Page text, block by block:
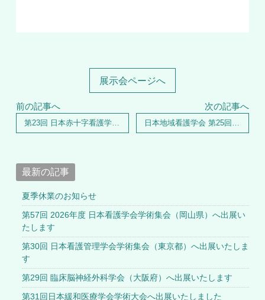
展示会ページへ
前の記事へ
第23回 日本赤十字看護学会学術集会へ出展いたしました
次の記事へ
日本地域看護学会 第25回学術集会へ出展いたしました
最新の記事
夏季休業のお知らせ
第57回 2026年度 日本看護学会学術集会（岡山県）へ出展い
たします
第30回 日本看護管理学会学術集会（東京都）へ出展いたしま
す
第29回 臨床脳神経外科学会（大阪府）へ出展いたします
第31回日本緩和医療学会学術大会へ出展いたしました